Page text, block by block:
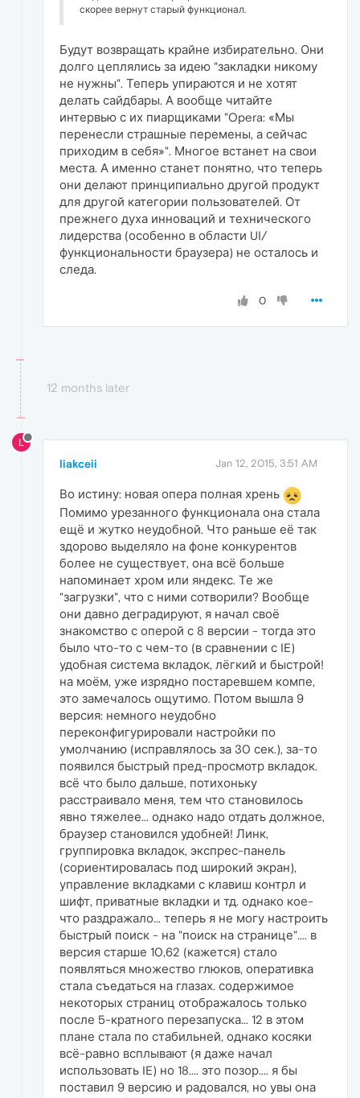
скорее вернут старый функционал.
Будут возвращать крайне избирательно. Они
долго цеплялись за идею "закладки никому
не нужны". Теперь упираются и не хотят
делать сайдбары. А вообще читайте
интервью с их пиарщиками "Opera: «Мы
перенесли страшные перемены, а сейчас
приходим в себя»". Многое встанет на свои
места. А именно станет понятно, что теперь
они делают принципиально другой продукт
для другой категории пользователей. От
прежнего духа инноваций и технического
лидерства (особенно в области UI/
функциональности браузера) не осталось и
следа.
0
12 months later
L
liakceii Jan 12, 2015, 3:51 AM
Во истину: новая опера полная хрень
Помимо урезанного функционала она стала
ещё и жутко неудобной. Что раньше её так
здорово выделяло на фоне конкурентов
более не существует, она всё больше
напоминает хром или яндекс. Те же
"загрузки", что с ними сотворили? Вообще
они давно деградируют, я начал своё
знакомство с оперой с 8 версии - тогда это
было что-то с чем-то (в сравнении с IE)
удобная система вкладок, лёгкий и быстрой!
на моём, уже изрядно постаревшем компе,
это замечалось ощутимо. Потом вышла 9
версия: немного неудобно
переконфигурировали настройки по
умолчанию (исправлялось за 30 сек.), за-то
появился быстрый пред-просмотр вкладок.
всё что было дальше, потихоньку
расстраивало меня, тем что становилось
явно тяжелее... однако надо отдать должное,
браузер становился удобней! Линк,
группировка вкладок, экспрес-панель
(сориентировалась под широкий экран),
управление вкладками с клавиш контрл и
шифт, приватные вкладки и тд. однако кое-
что раздражало... теперь я не могу настроить
быстрый поиск - на "поиск на странице".... в
версия старше 10,62 (кажется) стало
появляться множество глюков, оперативка
стала съедаться на глазах. содержимое
некоторых страниц отображалось только
после 5-кратного перезапуска... 12 в этом
плане стала по стабильней, однако косяки
всё-равно всплывают (я даже начал
использовать IE) но 18.... это позор.... я бы
поставил 9 версию и радовался, но увы она